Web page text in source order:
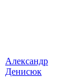
Александр
Денисюк